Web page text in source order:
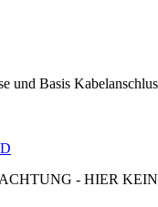
und Basis
- HIER